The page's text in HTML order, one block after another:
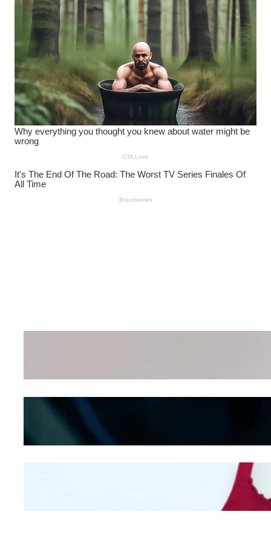
Wanita Pamer Pakaian
Kepribadian
Mengintip Kepribadian
Wanita Dari Warna Bra